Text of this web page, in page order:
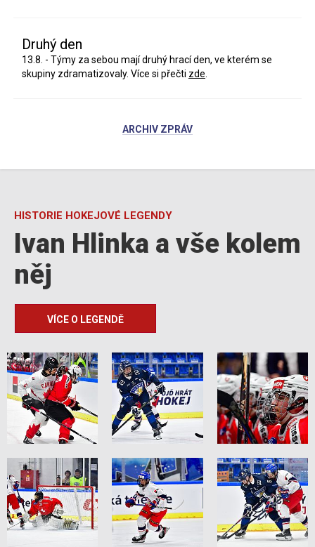
Druhý den
13.8. - Týmy za sebou mají druhý hrací den, ve kterém se
skupiny zdramatizovaly. Více si přečti zde.
ARCHIV ZPRÁV
HISTORIE HOKEJOVÉ LEGENDY
Ivan Hlinka a vše kolem
něj
VÍCE O LEGENDĚ